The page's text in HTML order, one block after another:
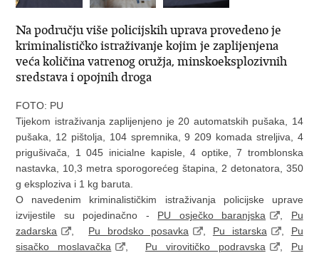
Na području više policijskih uprava provedeno je
kriminalističko istraživanje kojim je zaplijenjena
veća količina vatrenog oružja, minskoeksplozivnih
sredstava i opojnih droga
FOTO: PU
Tijekom istraživanja zaplijenjeno je 20 automatskih pušaka, 14
pušaka, 12 pištolja, 104 spremnika, 9 209 komada streljiva, 4
prigušivača, 1 045 inicialne kapisle, 4 optike, 7 tromblonska
nastavka, 10,3 metra sporogorećeg štapina, 2 detonatora, 350
g eksploziva i 1 kg baruta.
O navedenim kriminalističkim istraživanja policijske uprave
izvijestile su pojedinačno - PU osječko baranjska
Pu
zadarska
Pu brodsko posavka , Pu istarska , Pu
sisačko moslavačka
Pu virovitičko podravska , Pu